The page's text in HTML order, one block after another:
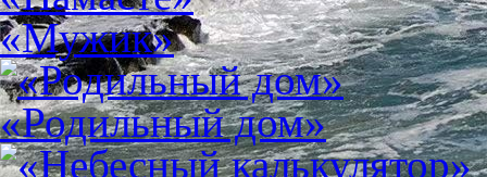
«Мужик»
«Родильный дом»